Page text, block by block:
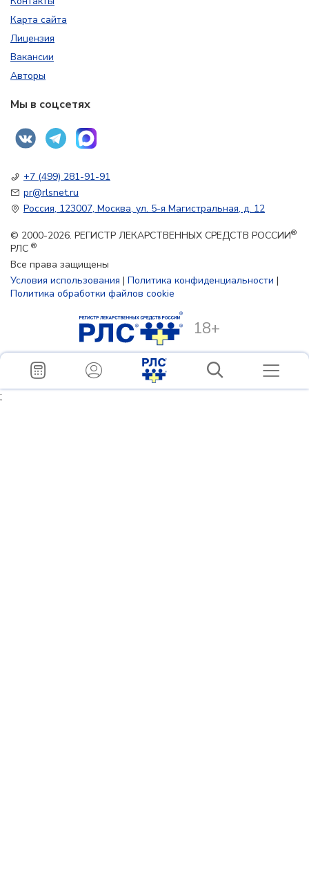
Карта сайта
Лицензия
Вакансии
Авторы
Мы в соцсетях
+7 (499) 281-91-91
pr@rlsnet.ru
Россия, 123007, Москва, ул. 5-я Магистральная, д. 12
© 2000-2026. РЕГИСТР ЛЕКАРСТВЕННЫХ СРЕДСТВ РОССИИ®
РЛС ®
Все права защищены
Условия использования | Политика конфиденциальности |
Политика обработки файлов cookie
18+
;